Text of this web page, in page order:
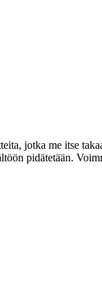
jotka me itse
pidätetään.